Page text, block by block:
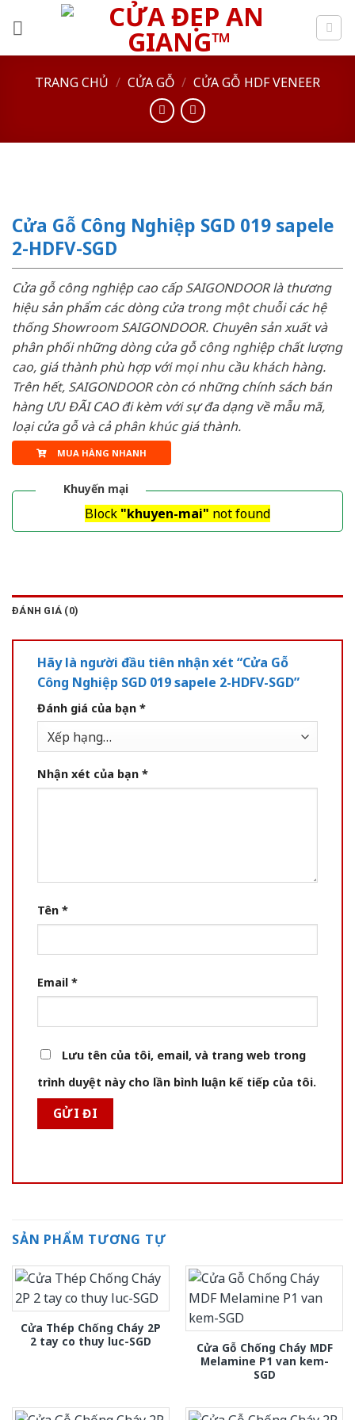
TRANG CHỦ / CỬA GỖ / CỬA GỖ HDF VENEER
Cửa Gỗ Công Nghiệp SGD 019 sapele
2-HDFV-SGD
Cửa gỗ công nghiệp cao cấp SAIGONDOOR là thương
hiệu sản phẩm các dòng cửa trong một chuỗi các hệ
thống Showroom SAIGONDOOR. Chuyên sản xuất và
phân phối những dòng cửa gỗ công nghiệp chất lượng
cao, giá thành phù hợp với mọi nhu cầu khách hàng.
Trên hết, SAIGONDOOR còn có những chính sách bán
hàng ƯU ĐÃI CAO đi kèm với sự đa dạng về mẫu mã,
loại cửa gỗ và cả phân khúc giá thành.
MUA HÀNG NHANH
Khuyến mại
Block "khuyen-mai" not found
ĐÁNH GIÁ (0)
Hãy là người đầu tiên nhận xét “Cửa Gỗ
Công Nghiệp SGD 019 sapele 2-HDFV-SGD”
Đánh giá của bạn *
Nhận xét của bạn *
Tên *
Email *
Lưu tên của tôi, email, và trang web trong
trình duyệt này cho lần bình luận kế tiếp của tôi.
SẢN PHẨM TƯƠNG TỰ
Cửa Thép Chống Cháy 2P
2 tay co thuy luc-SGD
Cửa Gỗ Chống Cháy MDF
Melamine P1 van kem-
SGD